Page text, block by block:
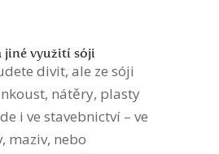
jiné využití sóji
divit, ale ze sóji
nátěry, plasty
i ve stavebnictví – ve
maziv, nebo